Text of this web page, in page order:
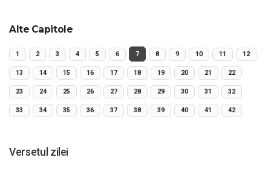
Alte Capitole
1 2 3 4 5 6 7 8 9 10 11 12
13 14 15 16 17 18 19 20 21 22
23 24 25 26 27 28 29 30 31 32
33 34 35 36 37 38 39 40 41 42
Versetul zilei